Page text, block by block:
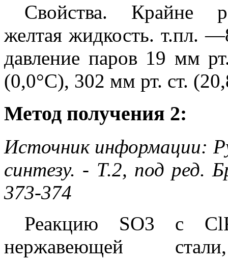
Свойства. Крайне
желтая жидкость. т.пл.
давление паров 19 мм
(0,0°С), 302 мм рт. ст.
Метод получения 2:
Источник информации:
синтезу. - Т.2, под ред.
373-374
Реакцию SO3 с
нержавеющей